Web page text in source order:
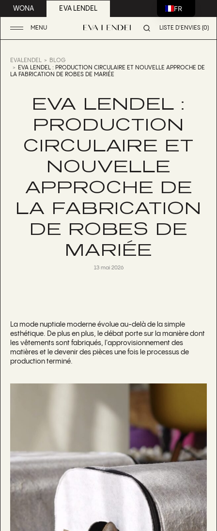
WONA EVA LENDEL
MENU LISTE D'ENVIES (0)
EVALENDEL
BLOG
EVA LENDEL : PRODUCTION CIRCULAIRE ET NOUVELLE APPROCHE DE
LA FABRICATION DE ROBES DE MARIÉE
EVA LENDEL :
PRODUCTION
CIRCULAIRE ET
NOUVELLE
APPROCHE DE
LA FABRICATION
DE ROBES DE
MARIÉE
13 mai 2026
La mode nuptiale moderne évolue au-delà de la simple
esthétique. De plus en plus, le débat porte sur la manière dont
les vêtements sont fabriqués, l'approvisionnement des
matières et le devenir des pièces une fois le processus de
production terminé.
FR